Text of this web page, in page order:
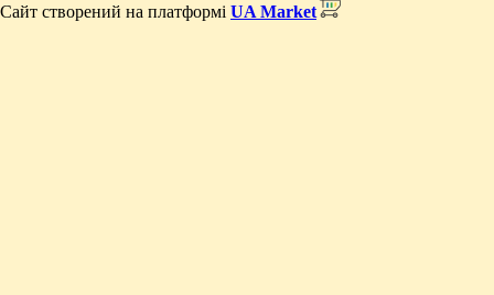
Сайт створений на платформі UA Market